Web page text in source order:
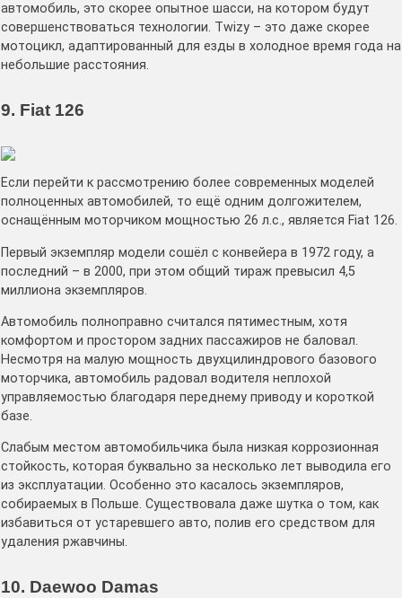
автомобиль, это скорее опытное шасси, на котором будут
совершенствоваться технологии. Twizy – это даже скорее
мотоцикл, адаптированный для езды в холодное время года на
небольшие расстояния.
9. Fiat 126
Если перейти к рассмотрению более современных моделей
полноценных автомобилей, то ещё одним долгожителем,
оснащённым моторчиком мощностью 26 л.с., является Fiat 126.
Первый экземпляр модели сошёл с конвейера в 1972 году, а
последний – в 2000, при этом общий тираж превысил 4,5
миллиона экземпляров.
Автомобиль полноправно считался пятиместным, хотя
комфортом и простором задних пассажиров не баловал.
Несмотря на малую мощность двухцилиндрового базового
моторчика, автомобиль радовал водителя неплохой
управляемостью благодаря переднему приводу и короткой
базе.
Слабым местом автомобильчика была низкая коррозионная
стойкость, которая буквально за несколько лет выводила его
из эксплуатации. Особенно это касалось экземпляров,
собираемых в Польше. Существовала даже шутка о том, как
избавиться от устаревшего авто, полив его средством для
удаления ржавчины.
10. Daewoo Damas